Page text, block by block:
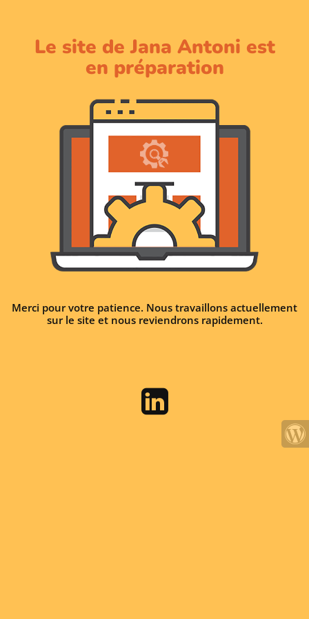
Le site de Jana Antoni est
en préparation
Merci pour votre patience. Nous travaillons actuellement
sur le site et nous reviendrons rapidement.